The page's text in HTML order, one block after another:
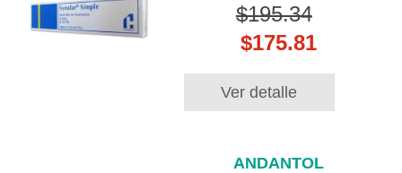
$195.34
$175.81
Ver detalle
ANDANTOL